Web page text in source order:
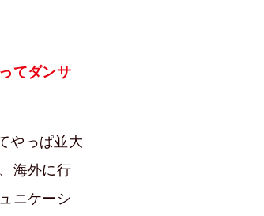
てダンサ
やっぱ並大
海外に行
ニケーシ